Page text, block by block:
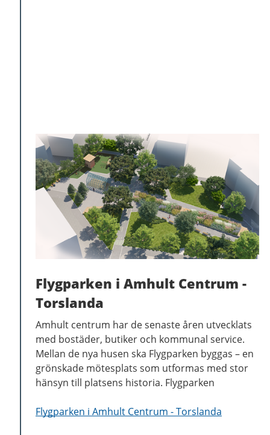
Flygparken i Amhult Centrum -
Torslanda
Amhult centrum har de senaste åren utvecklats
med bostäder, butiker och kommunal service.
Mellan de nya husen ska Flygparken byggas – en
grönskade mötesplats som utformas med stor
hänsyn till platsens historia. Flygparken
Flygparken i Amhult Centrum - Torslanda